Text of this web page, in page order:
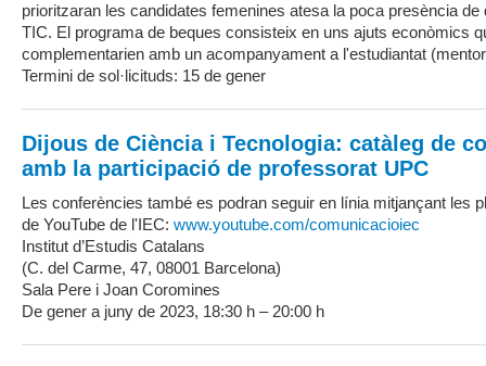
prioritzaran les candidates femenines atesa la poca presència de
TIC. El programa de beques consisteix en uns ajuts econòmics
complementarien amb un acompanyament a l'estudiantat
Termini de sol·licituds: 15 de gener
Dijous de Ciència i Tecnologia: catàleg de
amb la participació de professorat UPC
Les conferències també es podran seguir en línia mitjançant les
de YouTube de l'IEC: www.youtube.com/comunicacioiec
Institut d’Estudis Catalans
(C. del Carme, 47, 08001 Barcelona)
Sala Pere i Joan Coromines
De gener a juny de 2023, 18:30 h – 20:00 h